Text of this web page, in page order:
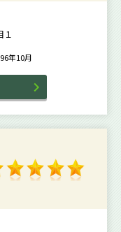
１
年10月